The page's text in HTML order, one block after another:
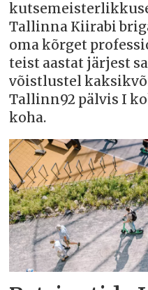
Tallinna Kiirabi
oma kõrget
teist aastat järjest
võistlustel
Tallinn92 pälvis I
koha.